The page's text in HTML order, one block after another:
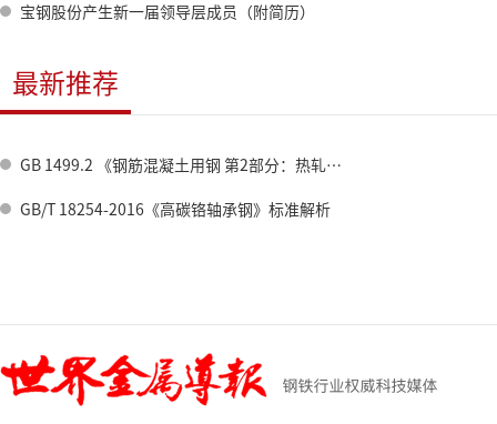
宝钢股份产生新一届领导层成员（附简历）
最新推荐
GB 1499.2 《钢筋混凝土用钢 第2部分：热轧带肋钢筋》标准修订情况
GB/T 18254-2016《高碳铬轴承钢》标准解析